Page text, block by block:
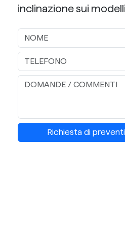
inclinazione sui
Richiesta di